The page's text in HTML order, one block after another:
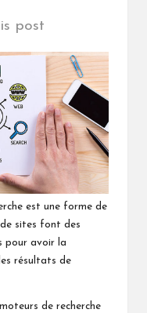
post
est une forme de
sites font des
pour avoir la
résultats de
de recherche